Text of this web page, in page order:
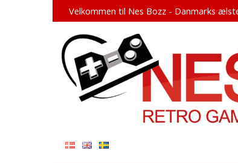
Velkommen til Nes Bozz - Danmarks